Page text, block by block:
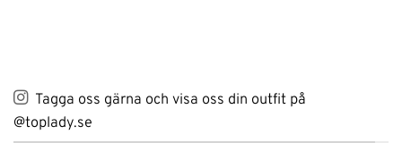
Tagga oss gärna och visa oss din outfit på
@toplady.se